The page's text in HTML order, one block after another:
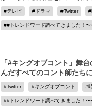
テレビ ドラマ Twitter
#トレンドワード調べてきました！
「#キングオブコント」舞
んだすべてのコント師たち
Twitter キングオブコント
#トレンドワード調べてきました！